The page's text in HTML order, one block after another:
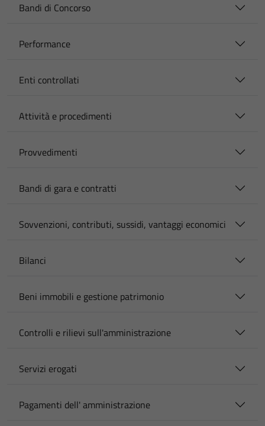
Bandi di Concorso
Performance
Enti controllati
Attività e procedimenti
Provvedimenti
Bandi di gara e contratti
Sovvenzioni, contributi, sussidi, vantaggi economici
Bilanci
Beni immobili e gestione patrimonio
Controlli e rilievi sull'amministrazione
Servizi erogati
Pagamenti dell' amministrazione